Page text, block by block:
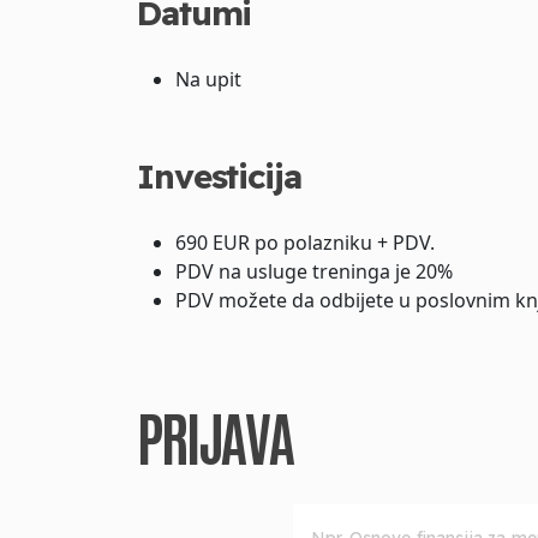
Datumi
Na upit
Investicija
690 EUR po polazniku + PDV.
PDV na usluge treninga je 20%
PDV možete da odbijete u poslovnim
PRIJAVA